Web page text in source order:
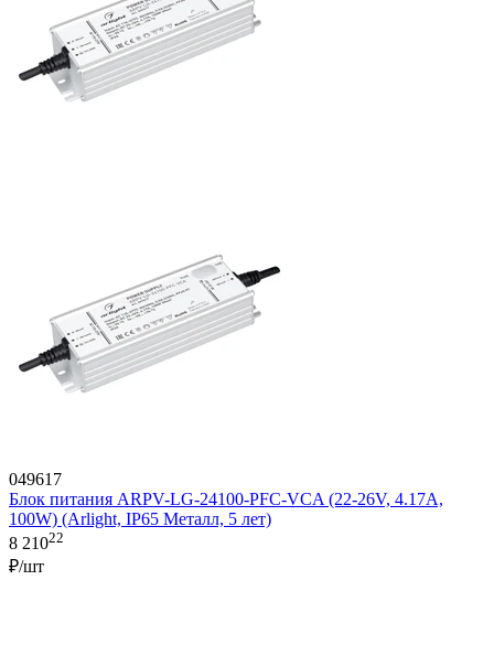
049617
Блок питания ARPV-LG-24100-PFC-VCA (22-26V, 4.17A,
100W) (Arlight, IP65 Металл, 5 лет)
8 21022
₽/шт